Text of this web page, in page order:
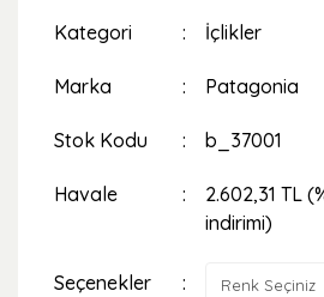
Kategori İçlikler
Marka Patagonia
Stok Kodu b_37001
Havale
2.602,31 TL
indirimi)
Seçenekler